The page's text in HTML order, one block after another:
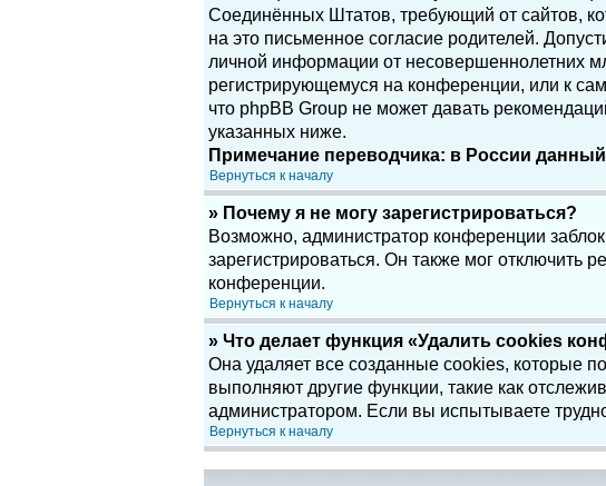
Соединённых Штатов, требующий от сайтов,
на это письменное согласие родителей.
личной информации от несовершеннолетних
регистрирующемуся на конференции, или к
что phpBB Group не может давать
указанных ниже.
Примечание переводчика: в России
Вернуться к началу
» Почему я не могу зарегистрироваться?
Возможно, администратор конференции
зарегистрироваться. Он также мог отключить
конференции.
Вернуться к началу
» Что делает функция «Удалить cookies
Она удаляет все созданные cookies, которые
выполняют другие функции, такие как
администратором. Если вы испытываете
Вернуться к началу